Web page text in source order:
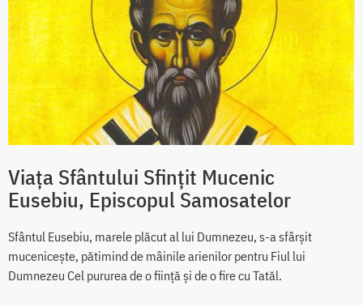
Viața Sfântului Sfințit Mucenic
Eusebiu, Episcopul Samosatelor
Sfântul Eusebiu, marele plăcut al lui Dumnezeu, s-a sfârșit
mucenicește, pătimind de mâinile arienilor pentru Fiul lui
Dumnezeu Cel pururea de o ființă și de o fire cu Tatăl.